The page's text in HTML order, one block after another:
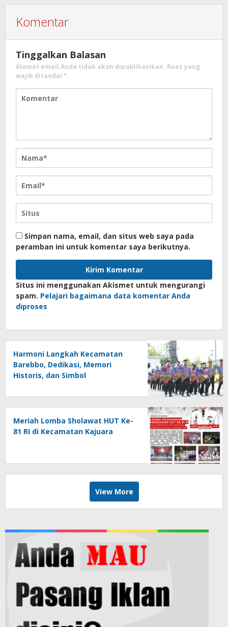
Komentar
Tinggalkan Balasan
Alamat email Anda tidak akan dipublikasikan. Ruas yang
wajib ditandai *
Simpan nama, email, dan situs web saya pada
peramban ini untuk komentar saya berikutnya.
Situs ini menggunakan Akismet untuk mengurangi
spam. Pelajari bagaimana data komentar Anda
diproses
Harmoni Langkah Kecamatan
Barebbo, Dedikasi, Memori
Historis, dan Simbol
Meriah Lomba Sholawat HUT Ke-
81 RI di Kecamatan Kajuara
View More